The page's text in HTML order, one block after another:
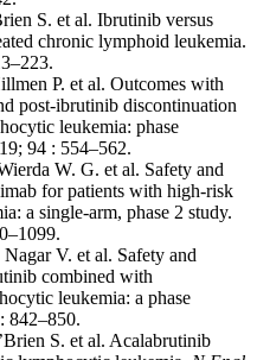
S. et al. Ibrutinib versus
chronic lymphoid leukemia.
P. et al. Outcomes with
post-ibrutinib discontinuation
leukemia: phase
94 : 554–562.
W. G. et al. Safety and
for patients with high-risk
a single-arm, phase 2 study.
V. et al. Safety and
combined with
leukemia: a phase
842–850.
S. et al. Acalabrutinib